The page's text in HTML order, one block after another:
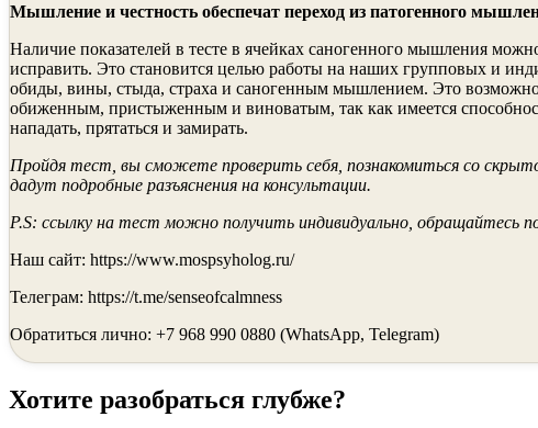
Мышление и честность обеспечат переход из патогенного
Наличие показателей в тесте в ячейках саногенного мышления
исправить. Это становится целью работы на наших групповых и
обиды, вины, стыда, страха и саногенным мышлением. Это
обиженным, пристыженным и виноватым, так как имеется
нападать, прятаться и замирать.
Пройдя тест, вы сможете проверить себя, познакомиться со
дадут подробные разъяснения на консультации.
P.S: ссылку на тест можно получить индивидуально, обращайтесь
Наш сайт: https://www.mospsyholog.ru/
Телеграм: https://t.me/senseofcalmness
Обратиться лично: +7 968 990 0880 (WhatsApp, Telegram)
Хотите разобраться глубже?